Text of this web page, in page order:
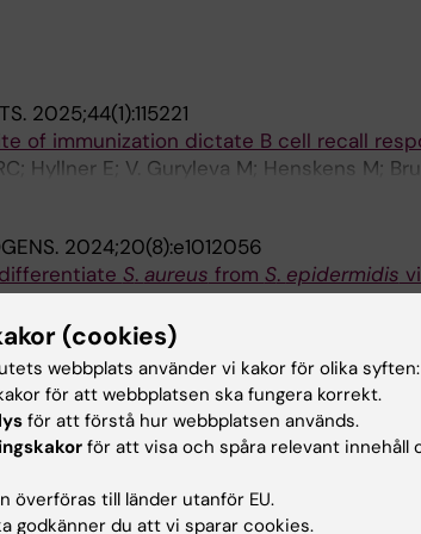
2025;44(1):115221
of immunization dictate B cell recall
Hyllner E; V. Guryleva M; Henskens M;
Murrell B; Stamatatos L; Westerberg LS;
2024;20(8):e1012056
S. aureus from S. epidermidis
human skin
M; Melican K
of immunization dictate B cell recall
(cookies)
webbplats använder vi kakor för olika syften:
för att webbplatsen ska fungera korrekt.
för att förstå hur webbplatsen används.
för att visa och spåra relevant innehåll
överföras till länder utanför EU.
godkänner du att vi sparar cookies.